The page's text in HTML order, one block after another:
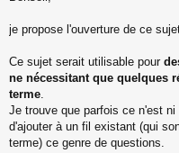
s
a
e
n
o
n
u
je propose l'ouverture de ce
Ce sujet serait utilisable pour
ne nécessitant que quelques
terme.
Je trouve que parfois ce n'est
d'ajouter à un fil existant (qui
terme) ce genre de questions.